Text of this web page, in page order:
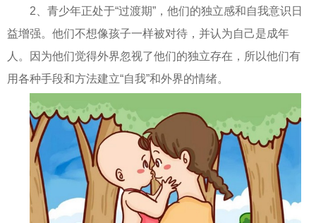
2、青少年正处于“过渡期”，他们的独立感和自我意识日
益增强。他们不想像孩子一样被对待，并认为自己是成年
人。因为他们觉得外界忽视了他们的独立存在，所以他们有
用各种手段和方法建立“自我”和外界的情绪。